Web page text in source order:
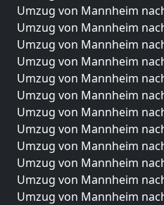
Umzug von Mannheim
Umzug von Mannheim
Umzug von Mannheim
Umzug von Mannheim
Umzug von Mannheim
Umzug von Mannheim
Umzug von Mannheim
Umzug von Mannheim
Umzug von Mannheim
Umzug von Mannheim
Umzug von Mannheim
Umzug von Mannheim